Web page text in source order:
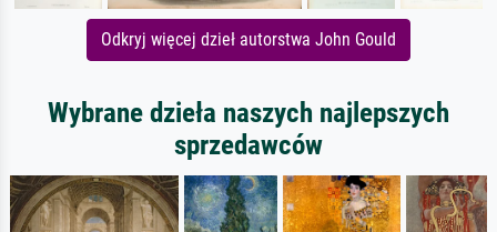
Odkryj więcej dzieł autorstwa John Gould
Wybrane dzieła naszych najlepszych
sprzedawców